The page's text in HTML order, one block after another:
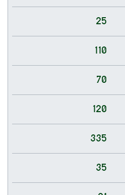
25
110
70
120
335
35